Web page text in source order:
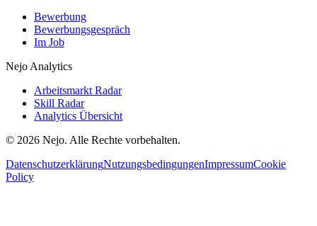
Bewerbung
Bewerbungsgespräch
Im Job
Nejo Analytics
Arbeitsmarkt Radar
Skill Radar
Analytics Übersicht
© 2026 Nejo. Alle Rechte vorbehalten.
DatenschutzerklärungNutzungsbedingungenImpressumCookie
Policy